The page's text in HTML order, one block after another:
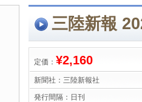
三陸新報
定価： ¥2,160
新聞社： 三陸新報社
発行間隔： 日刊